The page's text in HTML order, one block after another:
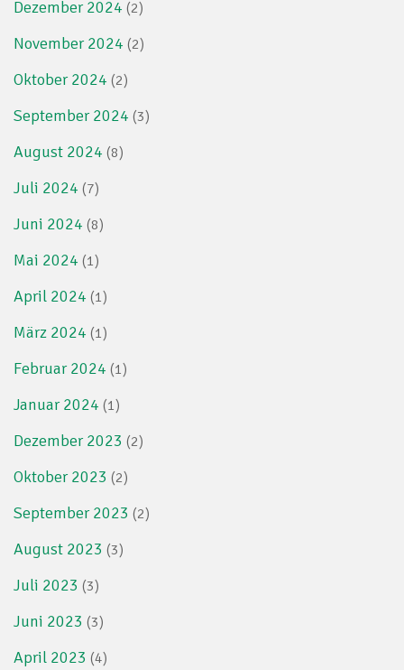
Dezember 2024 (2)
November 2024 (2)
Oktober 2024 (2)
September 2024 (3)
August 2024 (8)
Juli 2024 (7)
Juni 2024 (8)
Mai 2024 (1)
April 2024 (1)
März 2024 (1)
Februar 2024 (1)
Januar 2024 (1)
Dezember 2023 (2)
Oktober 2023 (2)
September 2023 (2)
August 2023 (3)
Juli 2023 (3)
Juni 2023 (3)
April 2023 (4)